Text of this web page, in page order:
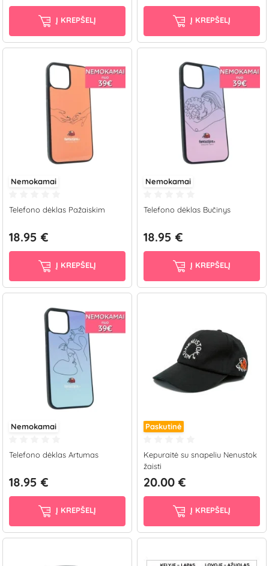
Į KREPŠELĮ Į KREPŠELĮ
Nemokamai
Telefono dėklas Pažaiskim
18.95 €
Į KREPŠELĮ
Nemokamai
Telefono dėklas Bučinys
18.95 €
Į KREPŠELĮ
Nemokamai
Telefono dėklas Artumas
18.95 €
Į KREPŠELĮ
Paskutinė
Kepuraitė su snapeliu Nenustok
žaisti
20.00 €
Į KREPŠELĮ